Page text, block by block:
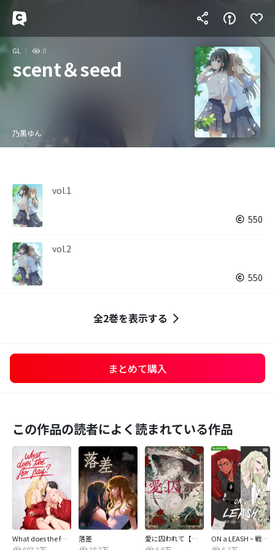
GL 0
scent＆seed
乃黒ゆん
vol.1
550
vol.2
550
全2巻を表示する
まとめて購入
この作品の読者によく読まれている作品
What does the fox say?
落差
愛に囚われて【タテヨミ】
ON a LEASH ~ 戦場で出会った彼女に囚われて ~【改訂版】